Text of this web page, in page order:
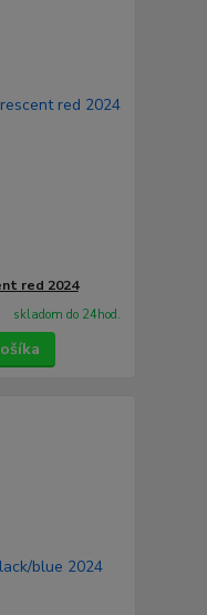
red 2024
skladom do 24hod.